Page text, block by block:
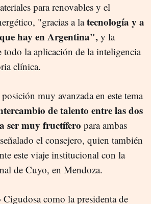
para renovables y el
"gracias a latecnología y a
hay en Argentina", y la
todo la aplicación de la inteligencia
clínica.
muy avanzada en este tema
de talento entre las dos
ser muy fructífero para ambas
el consejero, quien también
este viaje institucional con la
de Cuyo, en Mendoza.
como la presidenta de